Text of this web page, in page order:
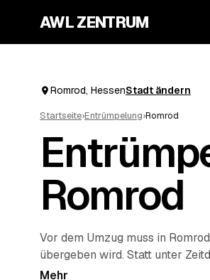
AWL ZENTRUM
Romrod, HessenStadt ändern
Startseite›Entrümpelung›Romrod
Romrod
Vor dem Umzug muss in
übergeben wird. Statt unter
stellen Sie über AWL eine